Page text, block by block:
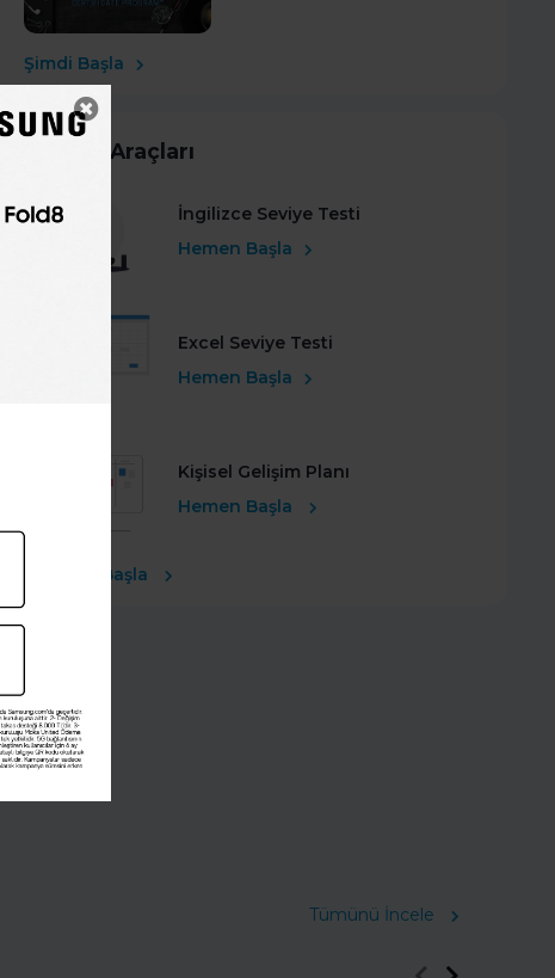
Şimdi Başla
Kariyer Araçları
İngilizce Seviye Testi
Hemen Başla
Excel Seviye Testi
Hemen Başla
Kişisel Gelişim Planı
Hemen Başla
Ücretsiz Başla
Tümünü İncele